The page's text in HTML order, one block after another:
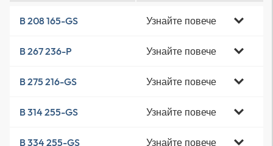
B 208 165-GS Узнайте повече
B 267 236-P Узнайте повече
B 275 216-GS Узнайте повече
B 314 255-GS Узнайте повече
B 334 255-GS Узнайте повече